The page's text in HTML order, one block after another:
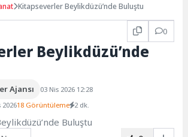
Kitapseverler Beylikdüzü’nde Buluştu
0
Beylikdüzü’nde
Ajansı
03 Nis 2026 12:28
202618 Görüntüleme 2 dk.